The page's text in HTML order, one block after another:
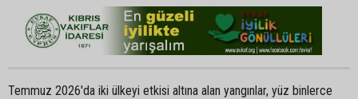
Temmuz 2026'da iki ülkeyi etkisi altına alan yangınlar, yüz binlerce